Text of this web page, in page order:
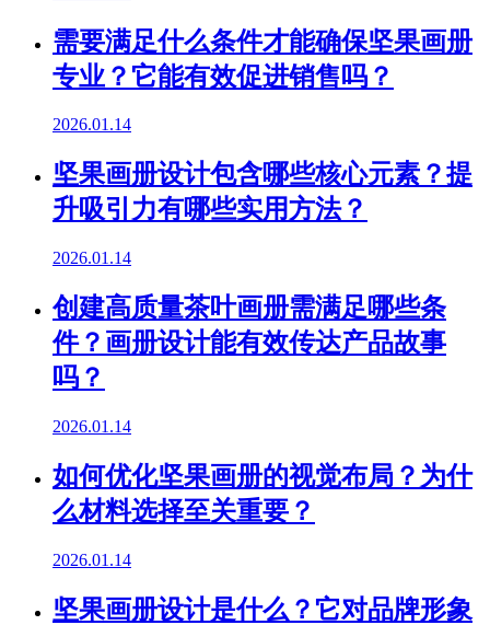
需要满足什么条件才能确保坚果画册
专业？它能有效促进销售吗？
2026.01.14
坚果画册设计包含哪些核心元素？提
升吸引力有哪些实用方法？
2026.01.14
创建高质量茶叶画册需满足哪些条
件？画册设计能有效传达产品故事
吗？
2026.01.14
如何优化坚果画册的视觉布局？为什
么材料选择至关重要？
2026.01.14
坚果画册设计是什么？它对品牌形象